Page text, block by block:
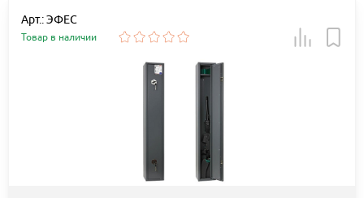
Арт.: ЭФЕС
Товар в наличии